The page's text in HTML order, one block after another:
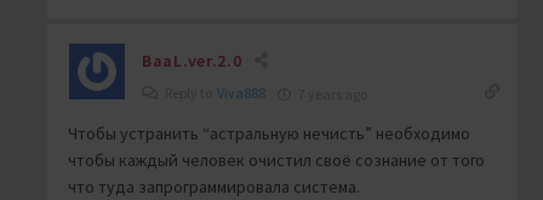
BaaL.ver.2.0
Viva888
Чтобы устранить “астральную нечисть” необходимо
чтобы каждый человек очистил своё сознание от того
что туда запрограммировала система.